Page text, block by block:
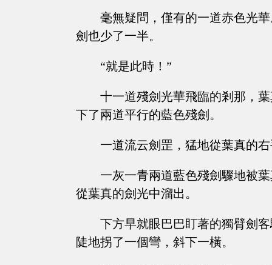
毫無疑問，僅有的一道赤色光
劍也少了一半。
“就是此時！”
十一道殘劍光華飛臨的剎那，
下了兩道平行的藍色殘劍。
一道流云劍罡，猛地從葉真的
一灰一青兩道藍色殘劍驟地被
從葉真的劍光中溜出。
下方早就眼巴巴盯著的獨臂劍
陡地拐了一個彎，斜下一橫。